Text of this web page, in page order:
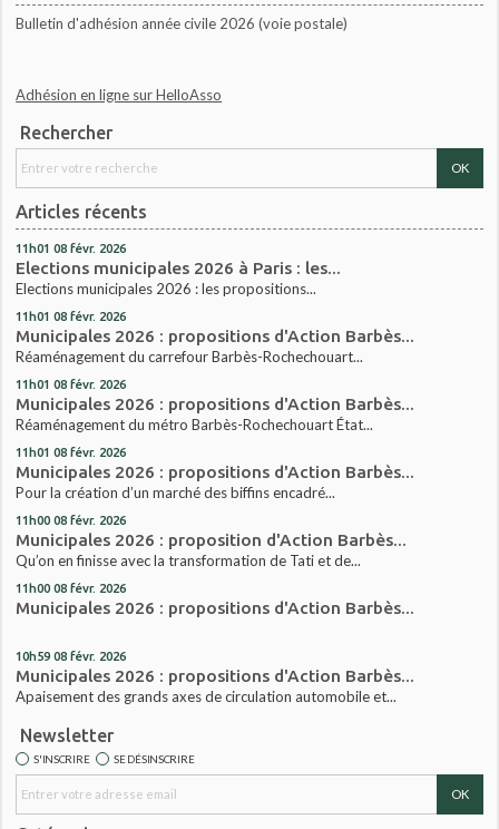
Bulletin d'adhésion année civile 2026 (voie postale)
Adhésion en ligne sur HelloAsso
Rechercher
Articles récents
11h01 08 févr. 2026
Elections municipales 2026 à Paris : les...
Elections municipales 2026 : les propositions...
11h01 08 févr. 2026
Municipales 2026 : propositions d'Action Barbès...
Réaménagement du carrefour Barbès-Rochechouart...
11h01 08 févr. 2026
Municipales 2026 : propositions d'Action Barbès...
Réaménagement du métro Barbès-Rochechouart État...
11h01 08 févr. 2026
Municipales 2026 : propositions d'Action Barbès...
Pour la création d’un marché des biffins encadré...
11h00 08 févr. 2026
Municipales 2026 : proposition d'Action Barbès...
Qu’on en finisse avec la transformation de Tati et de...
11h00 08 févr. 2026
Municipales 2026 : propositions d'Action Barbès...
10h59 08 févr. 2026
Municipales 2026 : propositions d'Action Barbès...
Apaisement des grands axes de circulation automobile et...
Newsletter
S'INSCRIRE SE DÉSINSCRIRE